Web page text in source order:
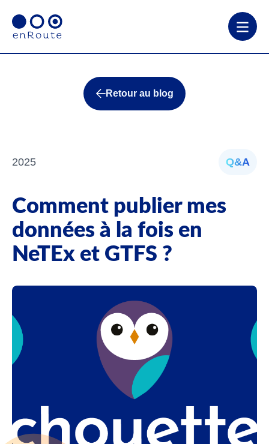
Retour au blog
2025 Q&A
Comment publier mes
données à la fois en
NeTEx et GTFS ?